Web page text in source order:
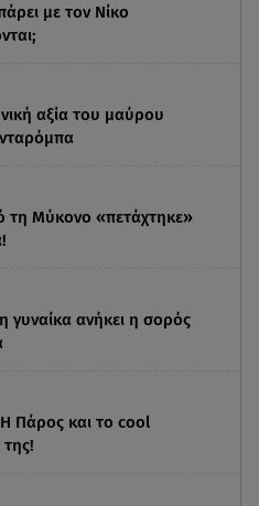
με τον Νίκο
αξία του μαύρου
τη Μύκονο «πετάχτηκε»
γυναίκα ανήκει η σορός
Η Πάρος και το cool